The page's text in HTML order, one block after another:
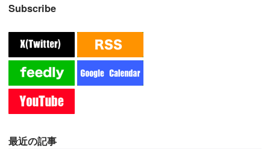
Subscribe
最近の記事